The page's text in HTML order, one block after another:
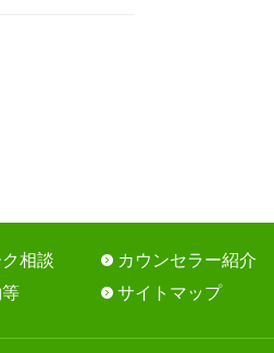
相談 カウンセラー紹介
サイトマップ